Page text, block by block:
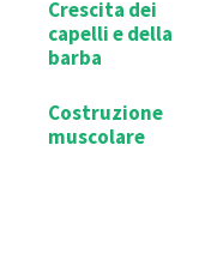
Crescita dei
capelli e della
barba
Costruzione
muscolare